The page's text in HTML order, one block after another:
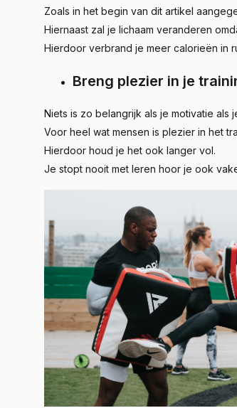
Zoals in het begin van dit artikel
Hiernaast zal je lichaam veranderen
Hierdoor verbrand je meer calorieën in
Breng plezier in je
Niets is zo belangrijk als je motivatie
Voor heel wat mensen is plezier in het
Hierdoor houd je het ook langer vol.
Je stopt nooit met leren hoor je ook